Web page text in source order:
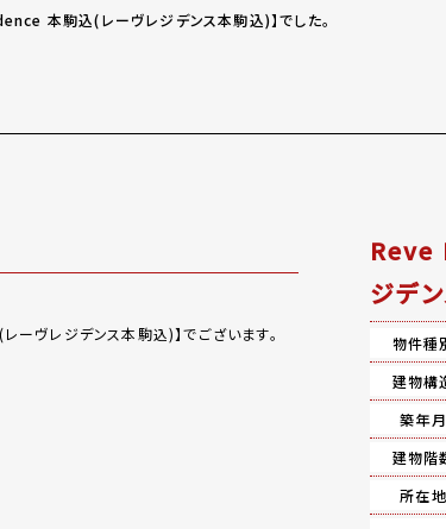
本駒込(レーヴレジデンス本駒込)】でした。
ヴレジデンス本駒込)】でございます。
Reve
ジデ
物件種
建物構
築年月
建物階
所在地